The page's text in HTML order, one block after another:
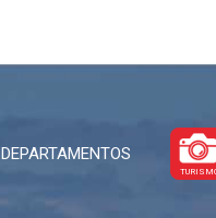
DEPARTAMENTOS